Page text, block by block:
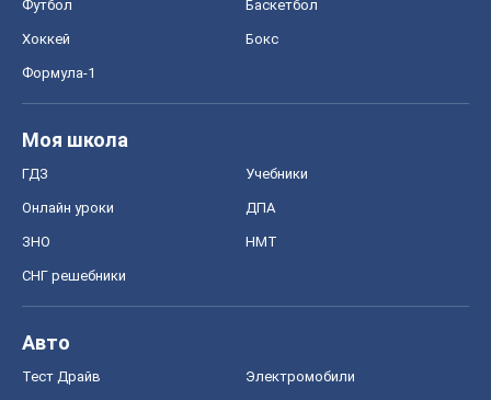
Футбол Баскетбол
Хоккей Бокс
Формула-1
Моя школа
ГДЗ Учебники
Онлайн уроки ДПА
ЗНО НМТ
СНГ решебники
Авто
Тест Драйв Электромобили